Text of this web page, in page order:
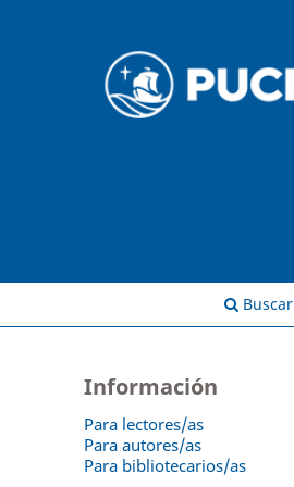
Buscar
Información
Para lectores/as
Para autores/as
Para bibliotecarios/as